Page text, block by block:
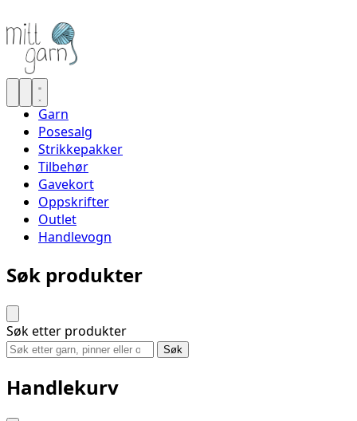
Garn
Posesalg
Strikkepakker
Tilbehør
Gavekort
Oppskrifter
Outlet
Handlevogn
Søk produkter
Søk etter produkter
Søk
Handlekurv